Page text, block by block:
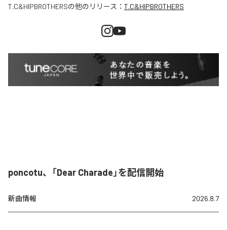
T.C&HIPBROTHERSの他のリリース： T.C&HIPBROTHERS
poncotu、「Dear Charade」を配信開始
新曲情報 2026.8.7